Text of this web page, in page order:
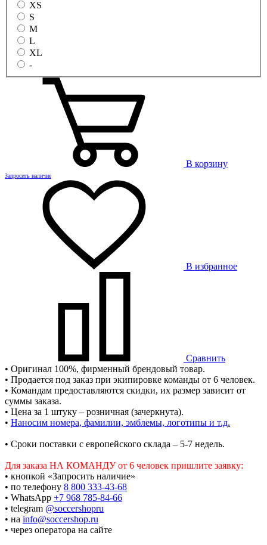
XS
S
M
L
XL
-
В корзину
Запросить наличие
В избранное
Сравнить
• Оригинал 100%, фирменный брендовый товар.
• Продается под заказ при экипировке команды от 6 человек.
• Командам предоставляются скидки, их размер зависит от
суммы заказа.
• Цена за 1 штуку – розничная (зачеркнута).
• Наносим номера, фамилии, эмблемы, логотипы и т.д.
• Сроки поставки c европейского склада – 5-7 недель.
Для заказа НА КОМАНДУ от 6 человек пришлите заявку:
• кнопкой «Запросить наличие»
• по телефону 8 800 333-43-68
• WhatsApp +7 968 785-84-66
• telegram @soccershopru
• на info@soccershop.ru
• через оператора на сайте